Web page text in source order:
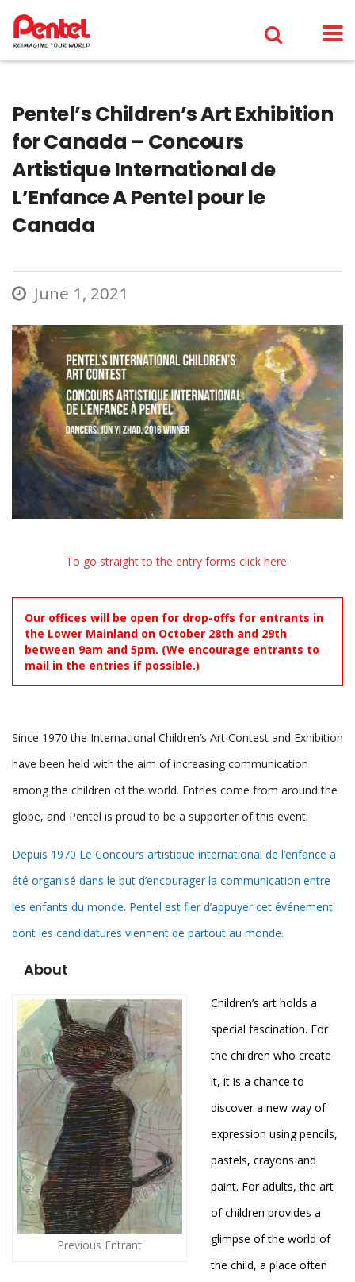
Pentel’s Children’s Art Exhibition
for Canada – Concours
Artistique International de
L’Enfance A Pentel pour le
Canada
June 1, 2021
To go straight to the entry forms click here.
Our offices will be open for drop-offs for entrants in
the Lower Mainland on October 28th and 29th
between 9am and 5pm. (We encourage entrants to
mail in the entries if possible.)
Since 1970 the International Children’s Art Contest and Exhibition
have been held with the aim of increasing communication
among the children of the world. Entries come from around the
globe, and Pentel is proud to be a supporter of this event.
Depuis 1970 Le Concours artistique international de l’enfance a
été organisé dans le but d’encourager la communication entre
les enfants du monde. Pentel est fier d’appuyer cet événement
dont les candidatures viennent de partout au monde.
About
Previous Entrant
Children’s art holds a
special fascination. For
the children who create
it, it is a chance to
discover a new way of
expression using pencils,
pastels, crayons and
paint. For adults, the art
of children provides a
glimpse of the world of
the child, a place often